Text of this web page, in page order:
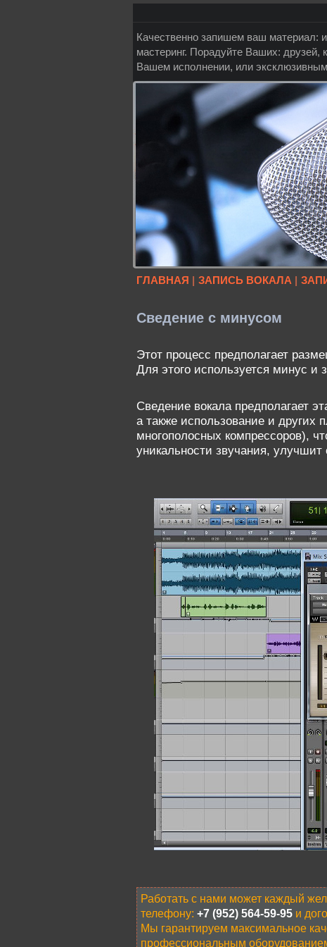
Качественно запишем ваш материал:
мастеринг. Порадуйте Ваших: друзей,
Вашем исполнении, или
ГЛАВНАЯ | ЗАПИСЬ ВОКАЛА |
Сведение с минусом
Этот процесс предполагает
Для этого используется минус и
Сведение вокала предполагает
а также использование и других
многополосных компрессоров),
уникальности звучания, улучшит
Работать с нами может каждый
телефону: +7 (952) 564-59-95 и
Мы гарантируем максимальное
профессиональным